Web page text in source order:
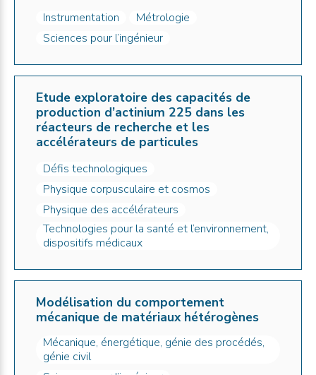
Instrumentation
Métrologie
Sciences pour l’ingénieur
Etude exploratoire des capacités de
production d’actinium 225 dans les
réacteurs de recherche et les
accélérateurs de particules
Défis technologiques
Physique corpusculaire et cosmos
Physique des accélérateurs
Technologies pour la santé et l’environnement,
dispositifs médicaux
Modélisation du comportement
mécanique de matériaux hétérogènes
Mécanique, énergétique, génie des procédés,
génie civil